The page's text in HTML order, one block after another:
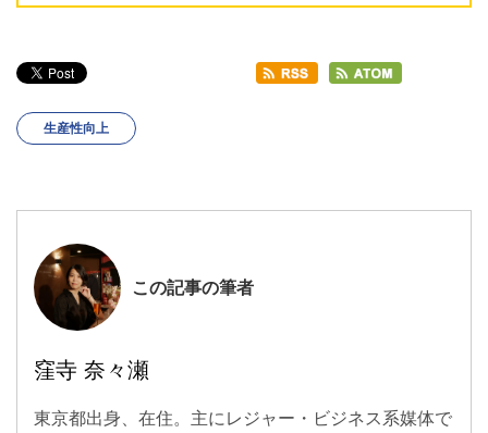
生産性向上
この記事の筆者
窪寺 奈々瀬
東京都出身、在住。主にレジャー・ビジネス系媒体で